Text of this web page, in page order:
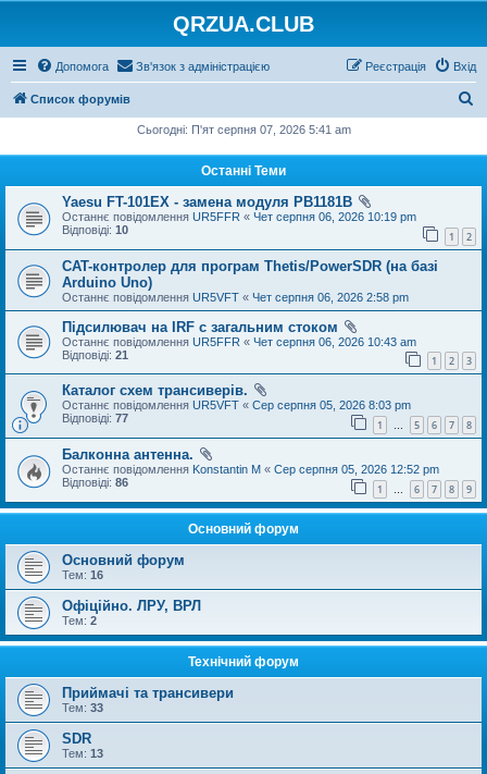
QRZUA.CLUB
Допомога Зв'язок з адміністрацією Вхід
Реєстрація
Список форумів
Сьогодні: П'ят серпня 07, 2026 5:41 am
Останні Теми
Yaesu FT-101EX - замена модуля PB1181B
Останнє повідомлення UR5FFR « Чет серпня 06, 2026 10:19 pm
Відповіді: 10 1 2
CAT-контролер для програм Thetis/PowerSDR (на базі
Arduino Uno)
Останнє повідомлення UR5VFT « Чет серпня 06, 2026 2:58 pm
Підсилювач на IRF с загальним стоком
Останнє повідомлення UR5FFR « Чет серпня 06, 2026 10:43 am
Відповіді: 21 1 2 3
Каталог схем трансиверів.
Останнє повідомлення UR5VFT « Сер серпня 05, 2026 8:03 pm
Відповіді: 77 1 … 5 6 7 8
Балконна антенна.
Останнє повідомлення Konstantin M « Сер серпня 05, 2026 12:52 pm
Відповіді: 86 1 … 6 7 8 9
Основний форум
Основний форум
Тем: 16
Офіційно. ЛРУ, ВРЛ
Тем: 2
Технічний форум
Приймачі та трансивери
Тем: 33
SDR
Тем: 13